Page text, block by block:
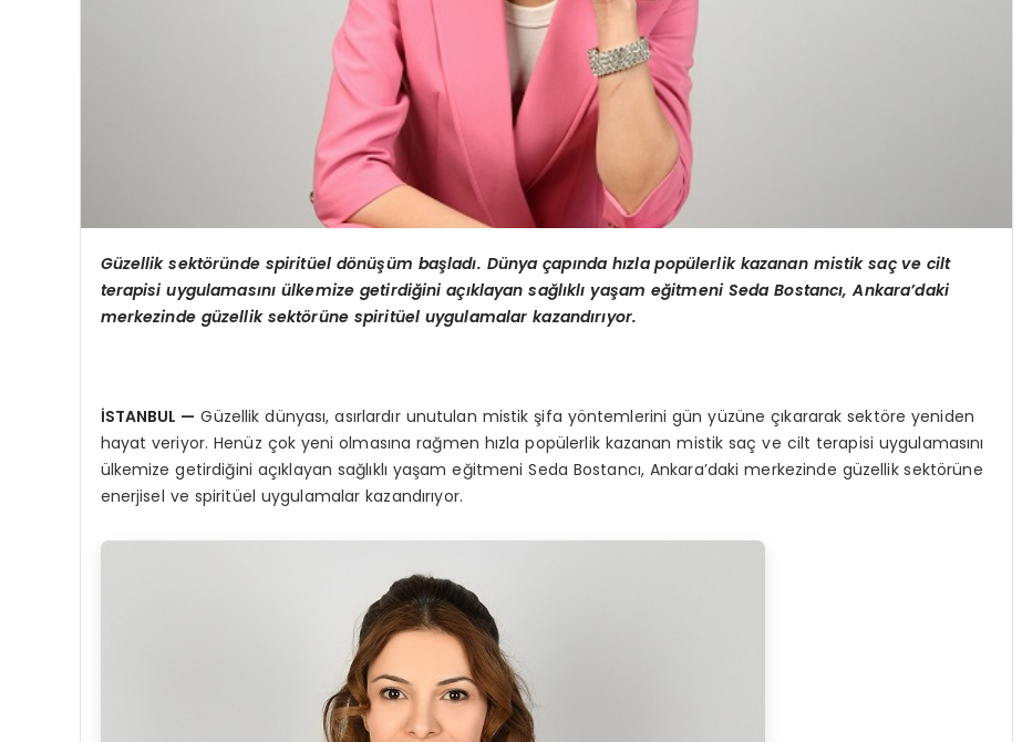
Güzellik sektöründe spiritüel dönüşüm başladı. Dünya çapında hızla popülerlik kazanan mistik saç ve cilt
terapisi uygulamasını ülkemize getirdiğini açıklayan sağlıklı yaşam eğitmeni Seda Bostancı, Ankara’daki
merkezinde güzellik sektörüne spiritüel uygulamalar kazandırıyor.
İSTANBUL — Güzellik dünyası, asırlardır unutulan mistik şifa yöntemlerini gün yüzüne çıkararak sektöre yeniden
hayat veriyor. Henüz çok yeni olmasına rağmen hızla popülerlik kazanan mistik saç ve cilt terapisi uygulamasını
ülkemize getirdiğini açıklayan sağlıklı yaşam eğitmeni Seda Bostancı, Ankara’daki merkezinde güzellik sektörüne
enerjisel ve spiritüel uygulamalar kazandırıyor.